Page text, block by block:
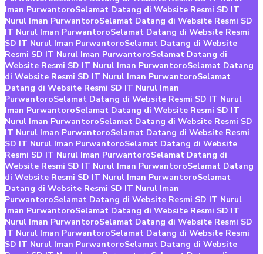
Iman PurwantoroSelamat Datang di Website Resmi SD IT
Nurul Iman PurwantoroSelamat Datang di Website Resmi SD
IT Nurul Iman PurwantoroSelamat Datang di Website Resmi
SD IT Nurul Iman PurwantoroSelamat Datang di Website
Resmi SD IT Nurul Iman PurwantoroSelamat Datang di
Website Resmi SD IT Nurul Iman PurwantoroSelamat Datang
di Website Resmi SD IT Nurul Iman PurwantoroSelamat
Datang di Website Resmi SD IT Nurul Iman
PurwantoroSelamat Datang di Website Resmi SD IT Nurul
Iman PurwantoroSelamat Datang di Website Resmi SD IT
Nurul Iman PurwantoroSelamat Datang di Website Resmi SD
IT Nurul Iman PurwantoroSelamat Datang di Website Resmi
SD IT Nurul Iman PurwantoroSelamat Datang di Website
Resmi SD IT Nurul Iman PurwantoroSelamat Datang di
Website Resmi SD IT Nurul Iman PurwantoroSelamat Datang
di Website Resmi SD IT Nurul Iman PurwantoroSelamat
Datang di Website Resmi SD IT Nurul Iman
PurwantoroSelamat Datang di Website Resmi SD IT Nurul
Iman PurwantoroSelamat Datang di Website Resmi SD IT
Nurul Iman PurwantoroSelamat Datang di Website Resmi SD
IT Nurul Iman PurwantoroSelamat Datang di Website Resmi
SD IT Nurul Iman PurwantoroSelamat Datang di Website